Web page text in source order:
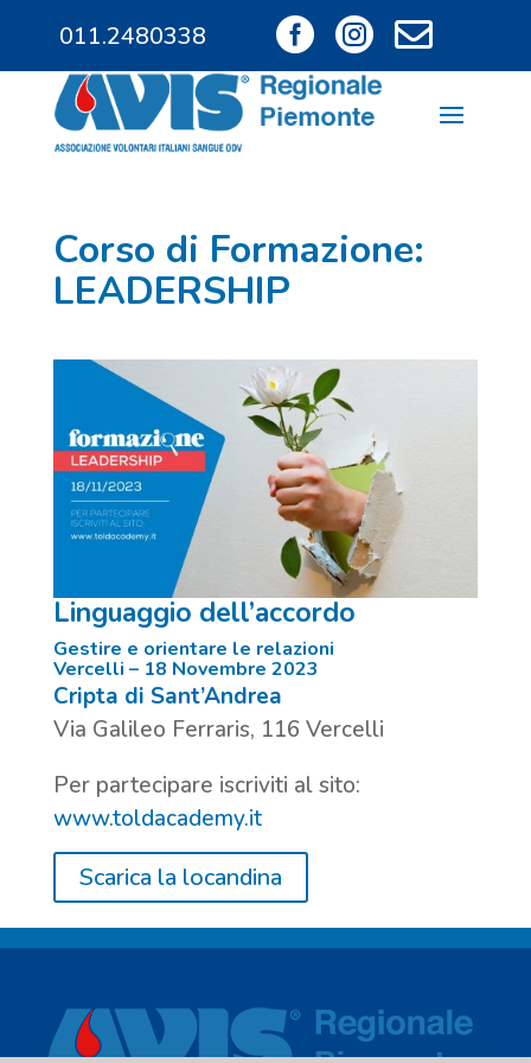
011.2480338
011.9685828
  
Corso di Formazione:
LEADERSHIP
Linguaggio dell’accordo
Gestire e orientare le relazioni
Vercelli – 18 Novembre 2023
Cripta di Sant’Andrea
Via Galileo Ferraris, 116 Vercelli
Per partecipare iscriviti al sito:
www.toldacademy.it
Scarica la locandina